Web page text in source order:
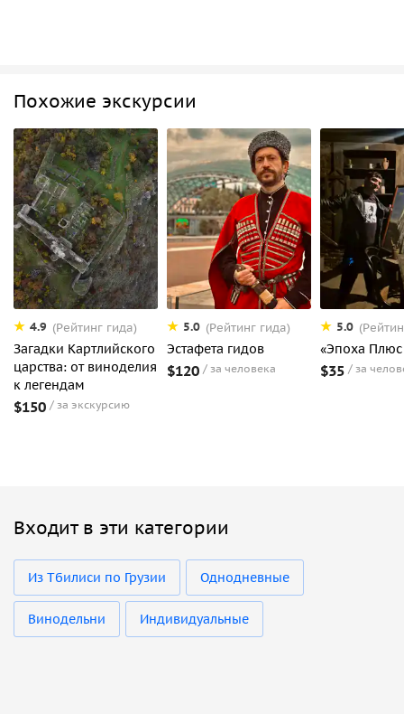
Похожие экскурсии
4.9 (Рейтинг гида)
Загадки Картлийского
царства: от виноделия
к легендам
$150 за экскурсию
5.0 (Рейтинг гида)
Эстафета гидов
$120 за человека
5.0
«Эпоха
$35 за
Входит в эти категории
Из Тбилиси по Грузии Однодневные
Винодельни Индивидуальные